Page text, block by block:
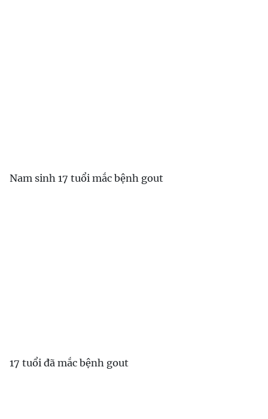
Nam sinh 17 tuổi mắc bệnh gout
17 tuổi đã mắc bệnh gout